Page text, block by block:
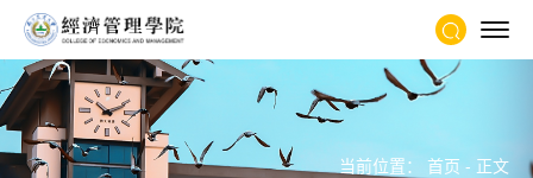
当前位置： 首页 - 正文